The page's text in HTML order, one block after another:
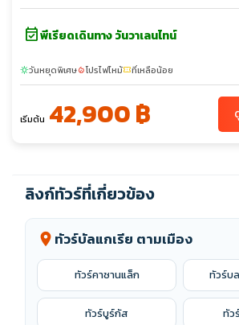
event_availableพีเรียดเดินทาง วันวาเลนไทน์
sunnyวันหยุดพิเศษlocal_fire_departmentโปรไฟไหม้confirmation_numberที่เหลือน้อย
เริ่มต้น 42,900 ฿
ลิงก์ทัวร์ที่เกี่ยวข้อง
location_on ทัวร์บัลแกเรีย ตามเมือง
ทัวร์คาซานแล็ก ทัวร์บ
ทัวร์บูร์กัส ทัว